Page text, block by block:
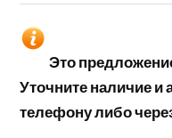
Это
Уточните наличие и
телефону либо